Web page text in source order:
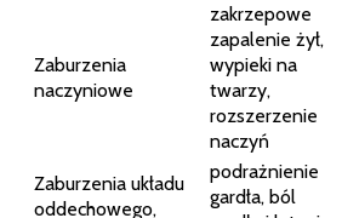
Zaburzenia
naczyniowe
zakrzepowe
zapalenie żył,
wypieki na
twarzy,
rozszerzenie
naczyń
Zaburzenia układu
oddechowego,
podrażnienie
gardła, ból